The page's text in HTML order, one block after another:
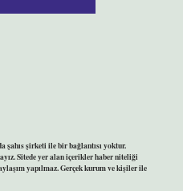
şirketi ile bir bağlantısı yoktur.
Sitede yer alan içerikler haber niteliği
yapılmaz. Gerçek kurum ve kişiler ile